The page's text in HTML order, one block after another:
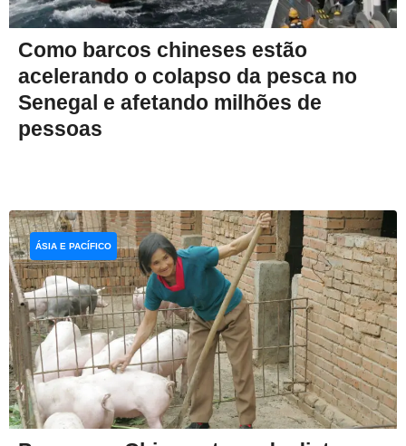
Como barcos chineses estão
acelerando o colapso da pesca no
Senegal e afetando milhões de
pessoas
ÁSIA E PACÍFICO